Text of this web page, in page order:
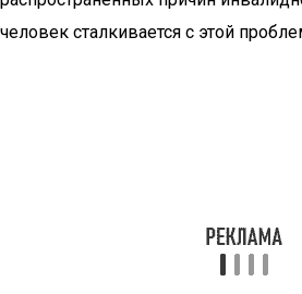
человек сталкивается с этой